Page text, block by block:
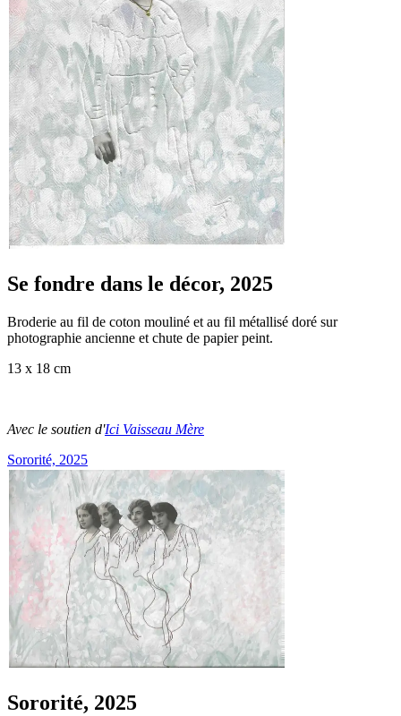
Se fondre dans le décor, 2025
Broderie au fil de coton mouliné et au fil métallisé doré sur
photographie ancienne et chute de papier peint.
13 x 18 cm
Avec le soutien d'Ici Vaisseau Mère
Sororité, 2025
Sororité, 2025